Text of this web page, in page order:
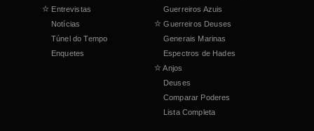
☆ Entrevistas
Notícias
Túnel do Tempo
Enquetes
Guerreiros Azuis
☆ Guerreiros Deuses
Generais Marinas
Espectros de Hades
☆Anjos
Deuses
Comparar Poderes
Lista Completa